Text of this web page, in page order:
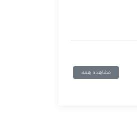
مشاهده همه